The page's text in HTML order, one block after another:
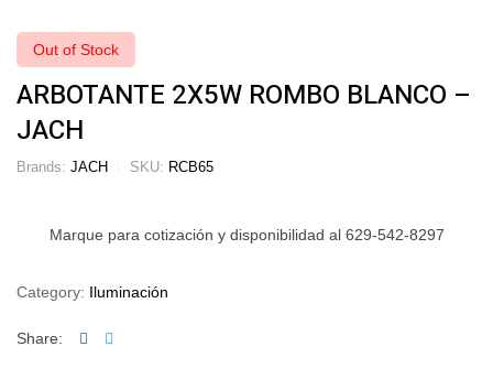
Out of Stock
ARBOTANTE 2X5W ROMBO BLANCO –
JACH
Brands: JACH SKU: RCB65
Marque para cotización y disponibilidad al 629-542-8297
Category: Iluminación
Share: Facebook